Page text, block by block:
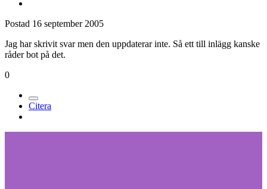
Postad 16 september 2005
Jag har skrivit svar men den uppdaterar inte. Så ett till inlägg kanske
råder bot på det.
0
Citera